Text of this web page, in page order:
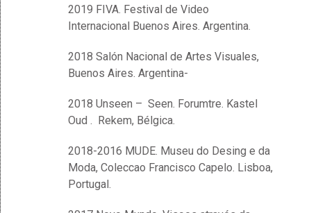
2019 FIVA. Festival de Video
Internacional Buenos Aires. Argentina.
2018 Salón Nacional de Artes Visuales,
Buenos Aires. Argentina-
2018 Unseen – Seen. Forumtre. Kastel
Oud . Rekem, Bélgica.
2018-2016 MUDE. Museu do Desing e da
Moda, Coleccao Francisco Capelo. Lisboa,
Portugal.